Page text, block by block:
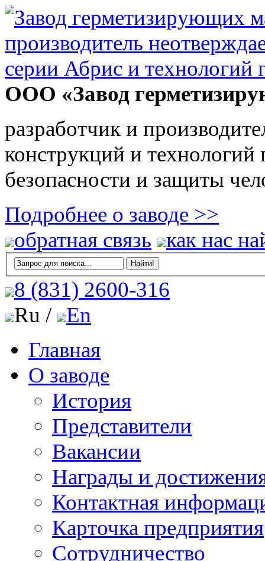
ООО «Завод
разработчик и
конструкций и
безопасности и защиты
Подробнее о заводе >>
обратная связь
как нас
8 (831) 2600-316
Ru /
En
Главная
О заводе
История
Представители
Вакансии
Награды и
Контактная
Карточка предприятия
Сотрудничество